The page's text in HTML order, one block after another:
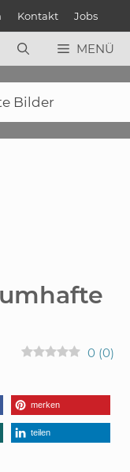
Kontakt Jobs
MENÜ
Bilder
0 (0)
merken
teilen